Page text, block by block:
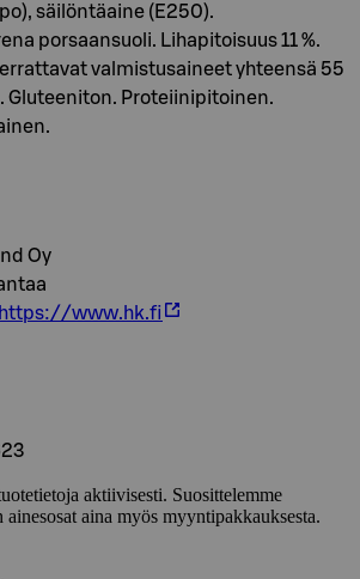
säilöntäaine (E250).
porsaansuoli. Lihapitoisuus 11 %.
valmistusaineet yhteensä 55
Gluteeniton. Proteiinipitoinen.
Oy
https://www.hk.fi
aktiivisesti. Suosittelemme
aina myös myyntipakkauksesta.